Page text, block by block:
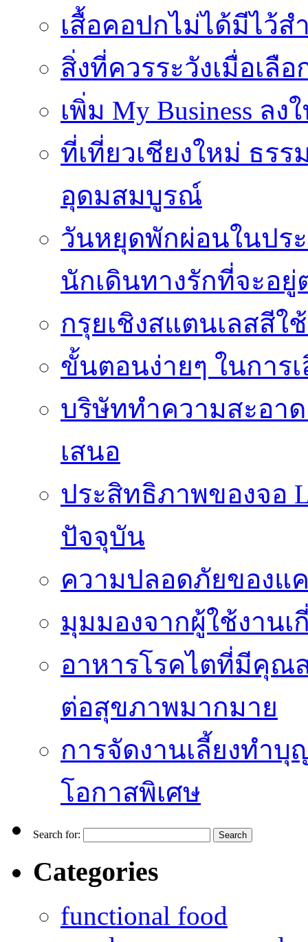
เสื้อคอปกไม่ได้มีไว้
สิ่งที่ควรระวังเมื่อเลื
เพิ่ม My Business ลง
ที่เที่ยวเชียงใหม่ ธร
อุดมสมบูรณ์
วันหยุดพักผ่อนในประ
นักเดินทางรักที่จะอยู่
กรุยเชิงสแตนเลสสีใ
ขั้นตอนง่ายๆ ในการ
บริษัททำความสะอา
เสนอ
ประสิทธิภาพของจอ
ปัจจุบัน
ความปลอดภัยของแ
มุมมองจากผู้ใช้งาน
อาหารโรคไตที่มีคุณ
ต่อสุขภาพมากมาย
การจัดงานเลี้ยงทำ
โอกาสพิเศษ
Search for:
Categories
functional food